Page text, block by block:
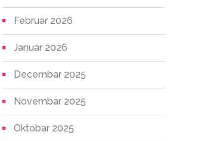
Februar 2026
Januar 2026
Decembar 2025
Novembar 2025
Oktobar 2025